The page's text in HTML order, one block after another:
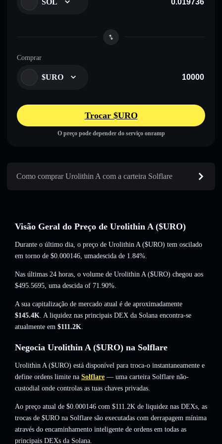
SOL
Comprar
$URO
Trocar $URO
O preço pode depender do serviço onramp
Como comprar Urolithin A com a carteira Solflare
Visão Geral do Preço de Urolithin A ($URO)
Durante o último dia, o preço de Urolithin A ($URO) tem oscilado
em torno de $0.000146, umadescida de 1.84%.
Nas últimas 24 horas, o volume de Urolithin A ($URO) chegou aos
$495.5695, uma descida of 71.90%.
A sua capitalização de mercado atual é de aproximadamente
$145.4K. A liquidez nas principais DEX da Solana encontra-se
atualmente em $111.2K.
Negocia Urolithin A ($URO) na Solflare
Urolithin A ($URO) está disponível para troca-o instantaneamente e
define ordens limite na Solflare — uma carteira Solflare não-
custodial onde controlas as tuas chaves privadas.
Ao preço atual de $0.000146 com $111.2K de liquidez nas DEXs, as
trocas de $URO na Solflare são executadas com derrapagem mínima
através do encaminhamento inteligente de ordens em todas as
principais DEXs da Solana.